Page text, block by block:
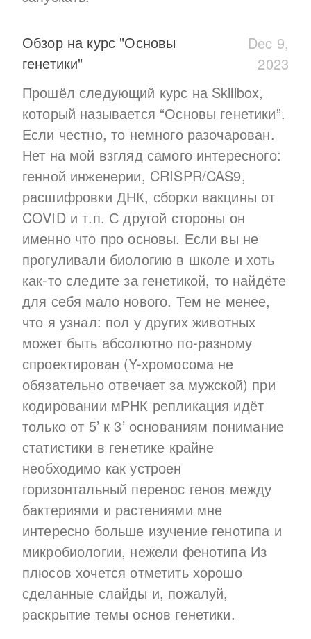
Обзор на курс "Основы
генетики"
Dec 9,
2023
Прошёл следующий курс на Skillbox,
который называется “Основы генетики”.
Если честно, то немного разочарован.
Нет на мой взгляд самого интересного:
генной инженерии, CRISPR/CAS9,
расшифровки ДНК, сборки вакцины от
COVID и т.п. С другой стороны он
именно что про основы. Если вы не
прогуливали биологию в школе и хоть
как-то следите за генетикой, то найдёте
для себя мало нового. Тем не менее,
что я узнал: пол у других животных
может быть абсолютно по-разному
спроектирован (Y-хромосома не
обязательно отвечает за мужской) при
кодировании мРНК репликация идёт
только от 5’ к 3’ основаниям понимание
статистики в генетике крайне
необходимо как устроен
горизонтальный перенос генов между
бактериями и растениями мне
интересно больше изучение генотипа и
микробиологии, нежели фенотипа Из
плюсов хочется отметить хорошо
сделанные слайды и, пожалуй,
раскрытие темы основ генетики.